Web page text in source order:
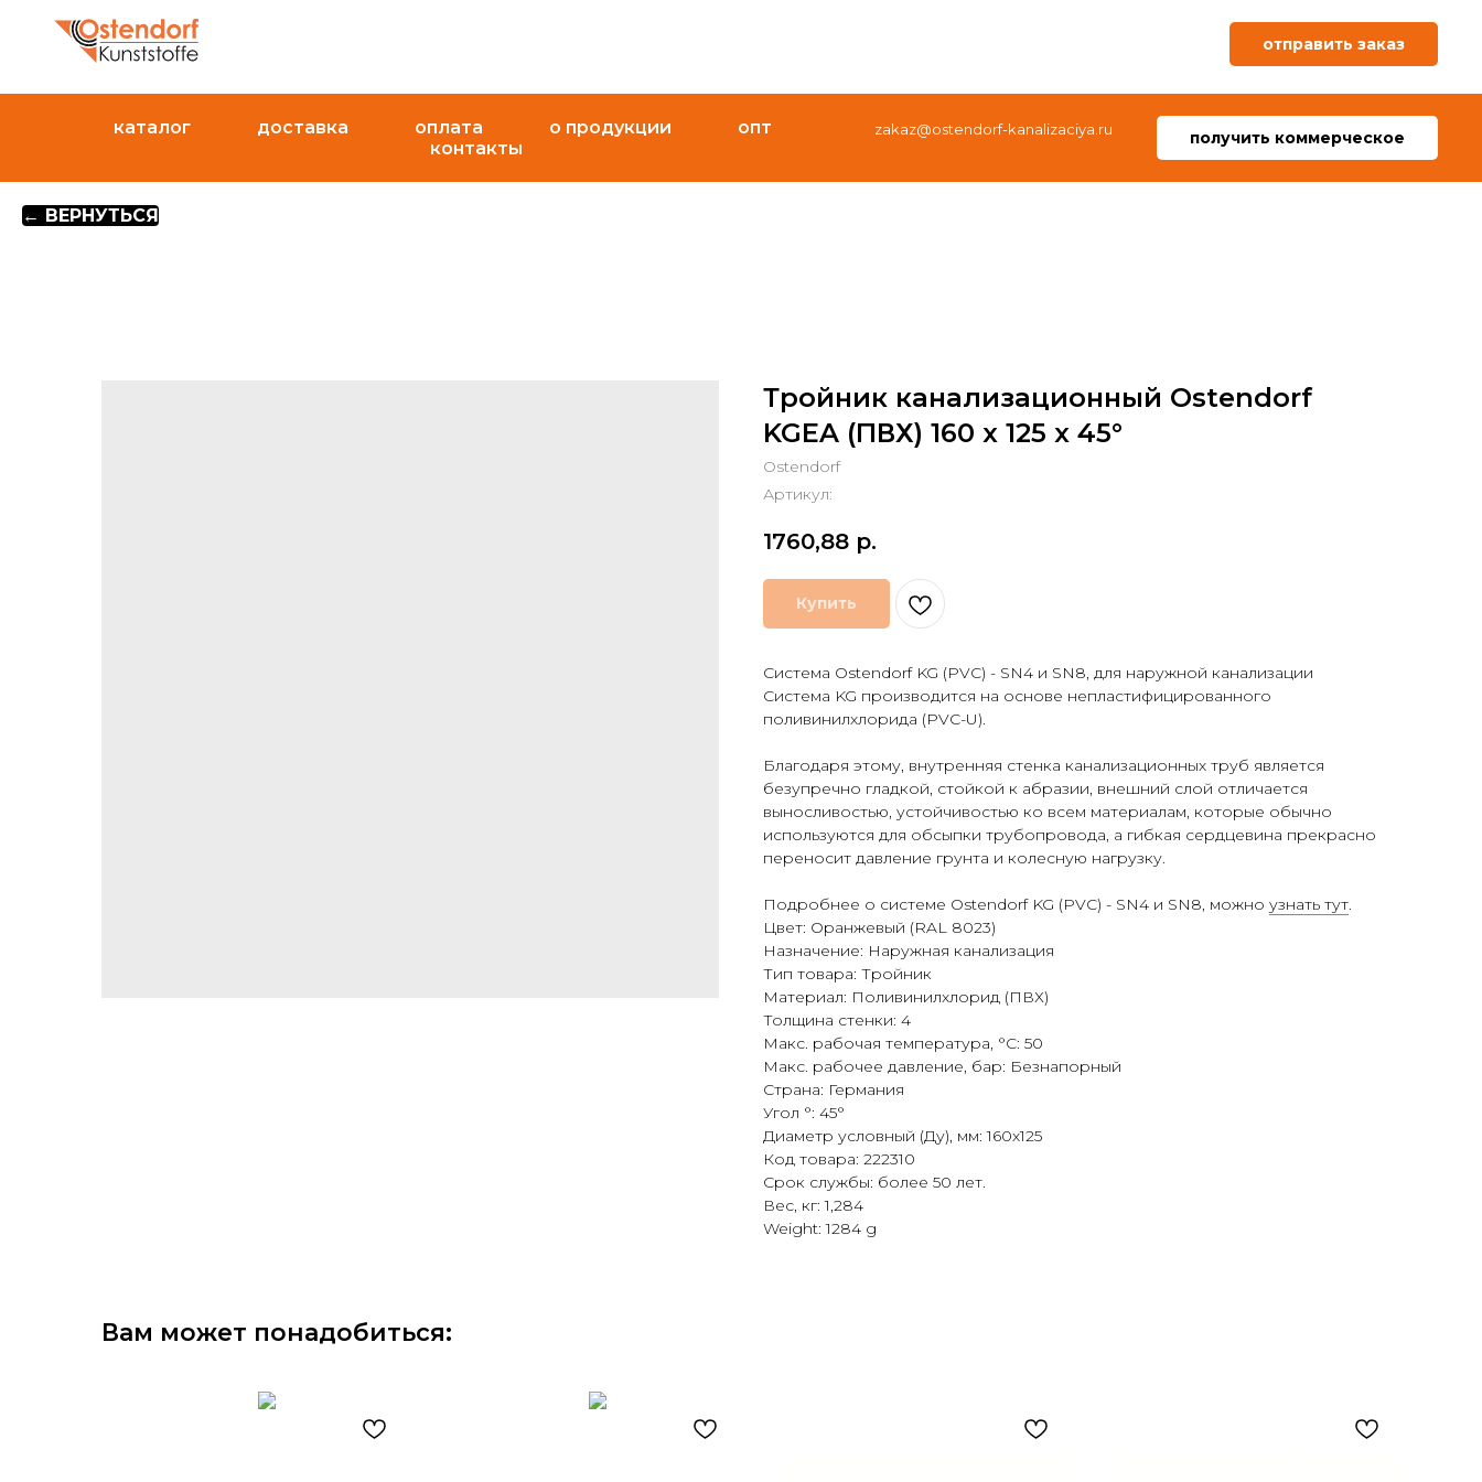
отправить заказ
каталог доставка оплата о продукции
опт
контакты
zakaz@ostendorf-kanalizaciya.ru получить коммерческое
← ВЕРНУТЬСЯ
Тройник канализационный Ostendorf
KGEA (ПВХ) 160 x 125 x 45°
Ostendorf
Артикул:
1760,88 р.
Купить
Система Ostendorf KG (PVC) - SN4 и SN8, для наружной канализации
Система KG производится на основе непластифицированного
поливинилхлорида (PVC-U).
Благодаря этому, внутренняя стенка канализационных труб является
безупречно гладкой, стойкой к абразии, внешний слой отличается
выносливостью, устойчивостью ко всем материалам, которые обычно
используются для обсыпки трубопровода, а гибкая сердцевина прекрасно
переносит давление грунта и колесную нагрузку.
Подробнее о системе Ostendorf KG (PVC) - SN4 и SN8, можно узнать тут.
Цвет: Оранжевый (RAL 8023)
Назначение: Наружная канализация
Тип товара: Тройник
Материал: Поливинилхлорид (ПВХ)
Толщина стенки: 4
Макс. рабочая температура, °C: 50
Макс. рабочее давление, бар: Безнапорный
Страна: Германия
Угол °: 45°
Диаметр условный (Ду), мм: 160х125
Код товара: 222310
Срок службы: более 50 лет.
Вес, кг: 1,284
Weight: 1284 g
Вам может понадобиться: